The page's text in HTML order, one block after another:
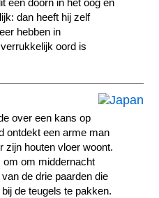
een doorn in het oog en
dan heeft hij zelf
hebben in
oord is
over een kans op
ontdekt een arme man
zijn houten vloer woont.
om om middernacht
de drie paarden die
de teugels te pakken.